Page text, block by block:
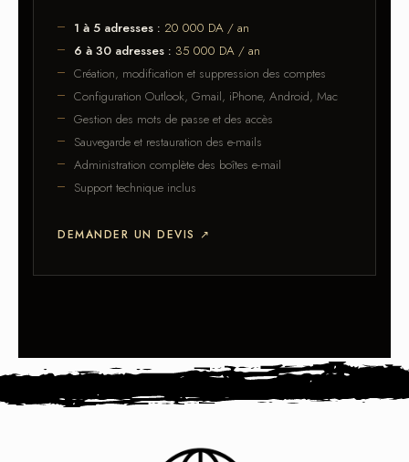
1 à 5 adresses : 20 000 DA / an
6 à 30 adresses : 35 000 DA / an
Création, modification et suppression des comptes
Configuration Outlook, Gmail, iPhone, Android, Mac
Gestion des mots de passe et des accès
Sauvegarde et restauration des e-mails
Administration complète des boîtes e-mail
Support technique inclus
DEMANDER UN DEVIS ↗